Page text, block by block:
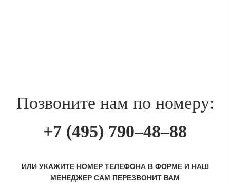
Позвоните нам по номеру:
+7 (495) 790–48–88
ИЛИ УКАЖИТЕ НОМЕР ТЕЛЕФОНА В ФОРМЕ И НАШ
МЕНЕДЖЕР САМ ПЕРЕЗВОНИТ ВАМ